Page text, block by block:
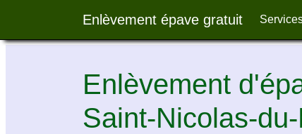
Enlèvement épave gratuit
Enlèvement
Saint-Nicolas-